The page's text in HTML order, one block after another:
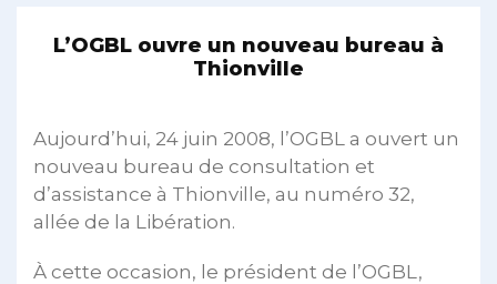
L’OGBL ouvre un nouveau bureau à
Thionville
Aujourd’hui, 24 juin 2008, l’OGBL a ouvert un
nouveau bureau de consultation et
d’assistance à Thionville, au numéro 32,
allée de la Libération.
À cette occasion, le président de l’OGBL,